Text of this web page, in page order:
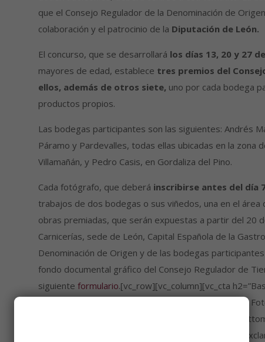
que el Consejo Regulador de la Denominación de
colaboración y el patrocinio de la Diputación de León.
El concurso, que se desarrollará los días 13, 20 y 27
mayores de edad, establece tres premios del
ellos, además de otros siete, uno por cada bodega
productos propios.
Las bodegas participantes son las siguientes: Andrés
Páramo y Pardevalles, todas ellas ubicadas en la zona
Villamañán, y Pedro Casis, en Gordaliza del Pino.
Cada fotógrafo, que deberá inscribirse antes del día
trabajos de dos bodegas o sus viñedos, una en el
obras premiadas, que serán expuestas a partir del 20
Carnicerías, sede de León, Capital Española de la
Denominación de Origen y de las bodegas
fondo documental gráfico del Consejo Regulador de
siguiente formulario.[vc_row][vc_column][vc_cta
conocer en detalle las condiciones del I Concurso de
txt_align=”center” color=”juicy-pink”
btn_align=”center” btn_i_icon_fontawesome=”fa fa-